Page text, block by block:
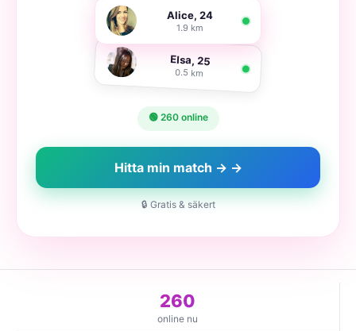
Alice, 24
1.9 km
Elsa, 25
0.5 km
🟢 260 online
Hitta min match → →
🔒 Gratis & säkert
260
online nu